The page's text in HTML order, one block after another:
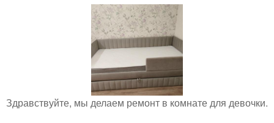
Здравствуйте, мы делаем ремонт в комнате для девочки.